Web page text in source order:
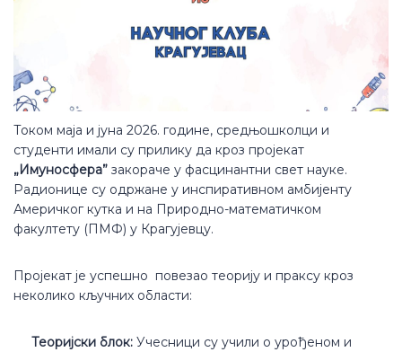
Током маја и јуна 2026. године, средњошколци и
студенти имали су прилику да кроз пројекат
„Имуносфера” закораче у фасцинантни свет науке.
Радионице су одржане у инспиративном амбијенту
Америчког кутка и на Природно-математичком
факултету (ПМФ) у Крагујевцу.
Пројекат је успешно повезао теорију и праксу кроз
неколико кључних области:
Теоријски блок: Учесници су учили о урођеном и